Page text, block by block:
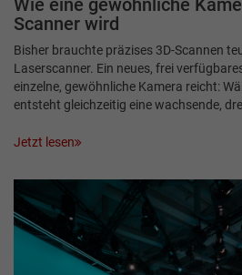
Wie eine gewöhnliche
Scanner wird
Bisher brauchte präzises 3D-Scannen
Laserscanner. Ein neues, frei
einzelne, gewöhnliche Kamera reicht:
entsteht gleichzeitig eine wachsende,
Jetzt lesen